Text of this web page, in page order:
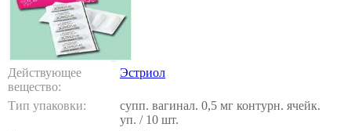
Действующее
вещество:
Эстриол
Тип упаковки:
супп. вагинал. 0,5 мг контурн. ячейк.
уп. / 10 шт.